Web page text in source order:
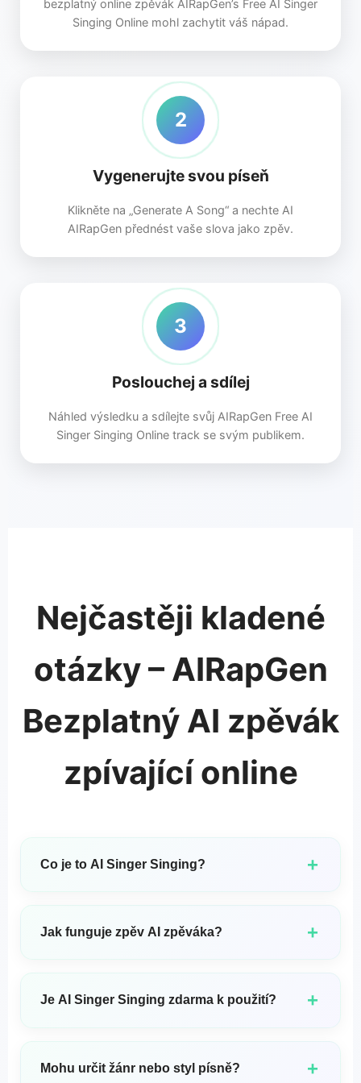
bezplatný online zpěvák AIRapGen’s Free AI Singer
Singing Online mohl zachytit váš nápad.
2
Vygenerujte svou píseň
Klikněte na „Generate A Song“ a nechte AI
AIRapGen přednést vaše slova jako zpěv.
3
Poslouchej a sdílej
Náhled výsledku a sdílejte svůj AIRapGen Free AI
Singer Singing Online track se svým publikem.
Nejčastěji kladené
otázky – AIRapGen
Bezplatný AI zpěvák
zpívající online
Co je to AI Singer Singing? +
generované hlasy AI. Umožňuje vám přeměnit
textové texty písní na přirozeně znějící zpěvové
Jak funguje zpěv AI zpěváka? +
AI Singer Singing používá pokročilé modely
zpěvech. Systém analyzuje text písňových textů,
hudební noty a vokální charakteristiky, aby
Zpracovává prvky jako výška tónu, načasování,
Je AI Singer Singing zdarma k použití? +
omezenými možnostmi hlasů a dobou generování.
Mohu určit žánr nebo styl písně? +